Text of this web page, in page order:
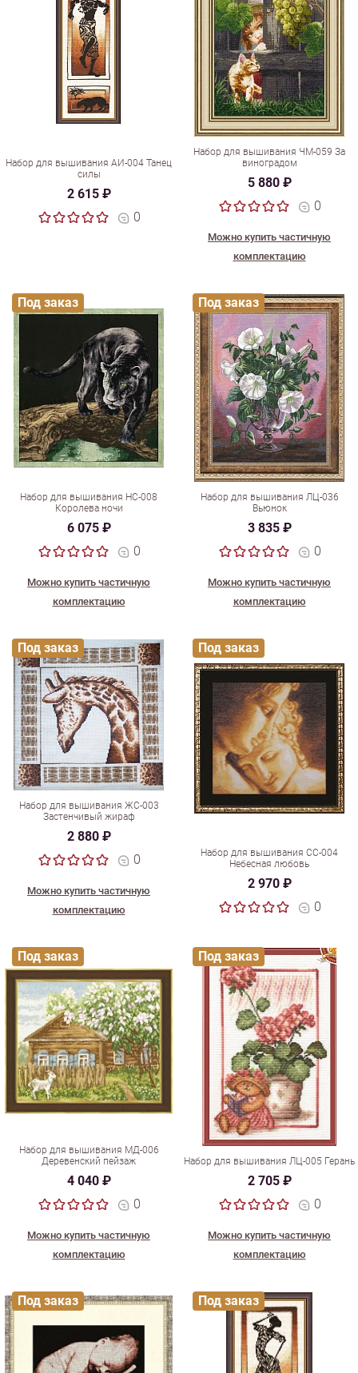
Набор для вышивания АИ-004 Танец
силы
2 615 ₽
0
Набор для вышивания ЧМ-059 За
виноградом
5 880 ₽
0
Можно купить частичную
комплектацию
Набор для вышивания НС-008
Королева ночи
6 075 ₽
0
Можно купить частичную
комплектацию
Под заказ
Набор для вышивания ЛЦ-036
Вьюнок
3 835 ₽
0
Можно купить частичную
комплектацию
Под заказ
Набор для вышивания ЖС-003
Застенчивый жираф
2 880 ₽
0
Можно купить частичную
комплектацию
Под заказ
Набор для вышивания СС-004
Небесная любовь
2 970 ₽
0
Под заказ
Набор для вышивания МД-006
Деревенский пейзаж
4 040 ₽
0
Можно купить частичную
комплектацию
Под заказ
Набор для вышивания ЛЦ-005 Герань
2 705 ₽
0
Можно купить частичную
комплектацию
Под заказ
Под заказ Под заказ